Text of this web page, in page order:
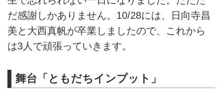
だ感謝しかありません。10/28には、日向寺昌
美と大西真帆が卒業しましたので、これから
は3人で頑張っていきます。
舞台「ともだちインプット」